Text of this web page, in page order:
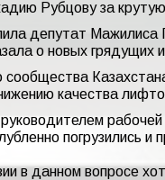
Рубцову за
депутат
о новых
сообщества
качества
погрузились
в данном вопросе